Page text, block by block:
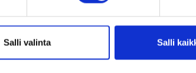
Salli valinta Salli
uutiskirjeemme